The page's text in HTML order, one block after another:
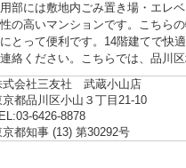
部には敷地内ごみ置き場・エレ
の高いマンションです。こちら
とって便利です。14階建てで快
絡ください。こちらでは、品川
式会社三友社 武蔵小山店
京都品川区小山３丁目21-10
6426-8878
京都知事 (13) 第30292号